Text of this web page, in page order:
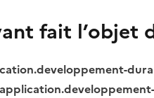
fait